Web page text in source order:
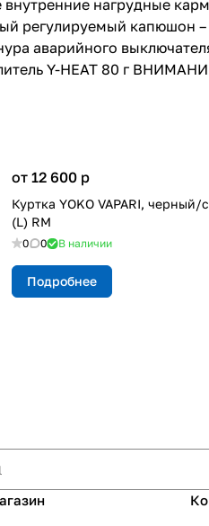
нагрудные
регулируемый капюшон
аварийного
Y-HEAT 80 г
от 12 600 p
Куртка YOKO VAPARI, черный/
(L) RM
0 0 В наличии
Подробнее